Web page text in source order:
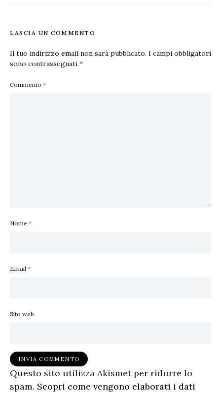
LASCIA UN COMMENTO
Il tuo indirizzo email non sarà pubblicato. I campi obbligatori
sono contrassegnati *
Commento *
Nome *
Email *
Sito web
Questo sito utilizza Akismet per ridurre lo
spam. Scopri come vengono elaborati i dati